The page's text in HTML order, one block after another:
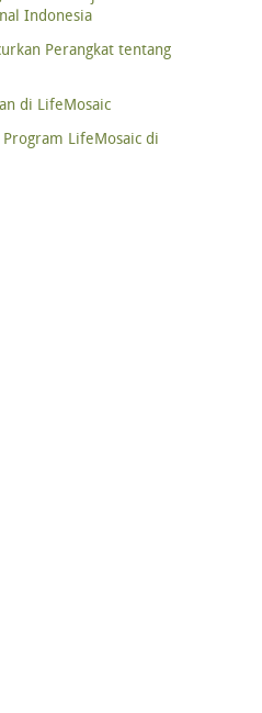
Indonesia
Perangkat tentang
di LifeMosaic
LifeMosaic di